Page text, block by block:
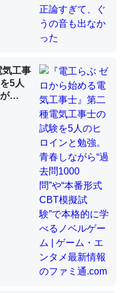
知らんかった。調べたら
600分の1程度。
題＝「昆虫はなぜ海にいな
素も不足してて両方に不
」とあって面白い。海に
モ）はカルシウムを使わ
素が違うのか？
問題＝「昆虫はなぜ海にいな
気工事
5人
CBT